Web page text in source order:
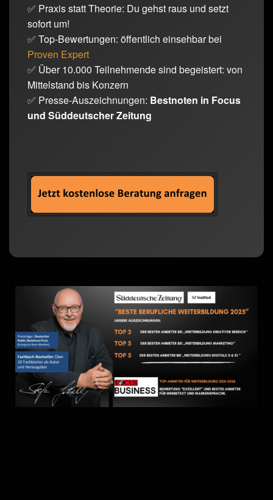
✅ Praxis statt Theorie: Du gehst raus und setzt
sofort um!
✅ Top-Bewertungen: öffentlich einsehbar bei
Proven Expert
✅ Über 10.000 Teilnehmende sind begeistert: von
Mittelstand bis Konzern
✅ Presse-Auszeichnungen: Bestnoten in Focus
und Süddeutscher Zeitung